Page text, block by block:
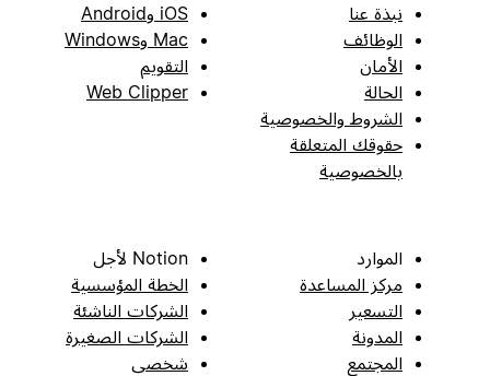
نبذة عنا
الوظائف
الأمان
الحالة
الشروط والخصوصية
حقوقك المتعلقة
بالخصوصية
iOS وAndroid
Mac وWindows
التقويم
Web Clipper
الموارد
مركز المساعدة
التسعير
المدونة
المجتمع
Notion لأجل
الخطة المؤسسية
الشركات الناشئة
الشركات الصغيرة
شخصي